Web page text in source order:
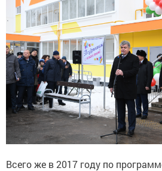
Всего же в 2017 году по